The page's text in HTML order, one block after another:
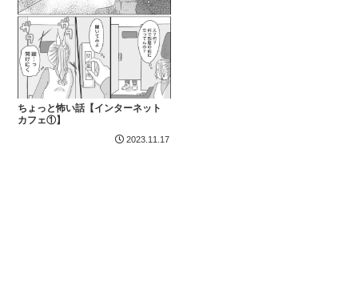
ちょっと怖い話【インターネット
カフェ①】
2023.11.17